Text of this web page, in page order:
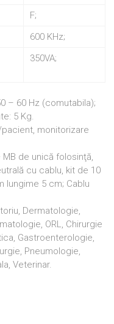
F;
600 KHz;
350VA;
– 60 Hz (comutabila);
5 Kg.
monitorizare
de unică folosinţă,
cu cablu, kit de 10
lungime 5 cm; Cablu
Dermatologie,
ORL, Chirurgie
Gastroenterologie,
Pneumologie,
Veterinar.